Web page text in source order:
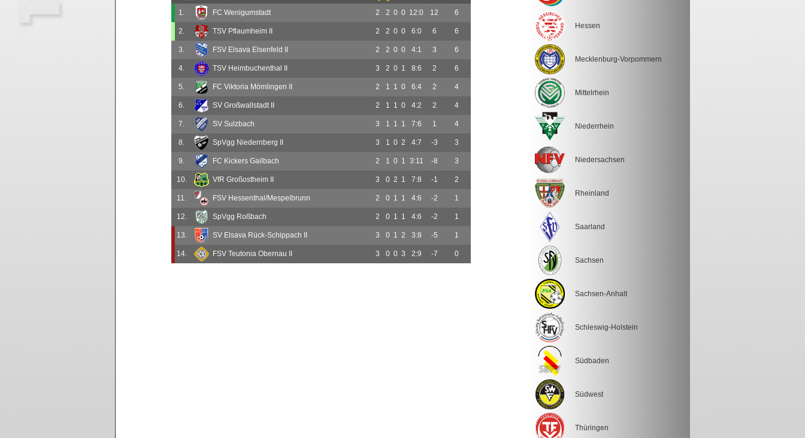
1.
FC Wenigumstadt 2 2 0 0 12:0 12 6
2. TSV Pflaumheim II 2 2 0 0 6:0 6 6
3. FSV Elsava Elsenfeld II 2 2 0 0 4:1 3 6
4. TSV Heimbuchenthal II 3 2 0 1 8:6 2 6
5. FC Viktoria Mömlingen II 2 1 1 0 6:4 2 4
6. SV Großwallstadt II 2 1 1 0 4:2 2 4
7. SV Sulzbach 3 1 1 1 7:6 1 4
8. SpVgg Niedernberg II 3 1 0 2 4:7 -3 3
9. FC Kickers Gailbach 2 1 0 1 3:11 -8 3
10. VfR Großostheim II 3 0 2 1 7:8 -1 2
11. FSV Hessenthal/Mespelbrunn 2 0 1 1 4:6 -2 1
12. SpVgg Roßbach 2 0 1 1 4:6 -2 1
13. SV Elsava Rück-Schippach II 3 0 1 2 3:8 -5 1
14. FSV Teutonia Obernau II 3 0 0 3 2:9 -7 0
Hessen
Mecklenburg-Vorpommern
Mittelrhein
Niederrhein
Niedersachsen
Rheinland
Saarland
Sachsen
Sachsen-Anhalt
Schleswig-Holstein
Südbaden
Südwest
Thüringen